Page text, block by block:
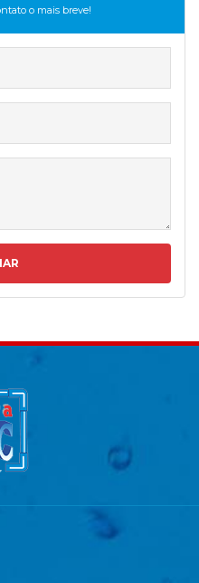
o mais breve!